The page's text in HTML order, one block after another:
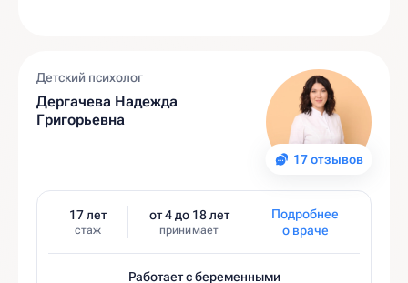
17 отзывов
Детский психолог
Дергачева Надежда
Григорьевна
17 лет
стаж
от 4 до 18 лет
принимает
Подробнее
о враче
Работает с беременными